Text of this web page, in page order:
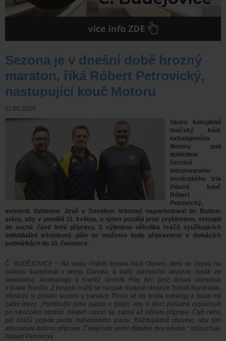
Sezona je v dnešní době hrozný
maraton, říká Róbert Petrovický,
nastupující kouč Motoru
11.05.2026
Skoro kompletní
hráčský kádr
extraligového
Motoru pod
dohledem
čerstvě
instalovaného
trenérského tria
(hlavní kouč
Róbert
Petrovický,
asistenti Valdemar Jiruš s Davidem Vrbatou) napochodoval do Budvar
arény, aby v pondělí 11. května, o týden později proti zvyklostem, vstoupil
do suché části letní přípravy. S výjimkou několika hráčů využívajících
individuální tréninkový plán se mužstvo bude připravovat v domácích
podmínkách do 10. července.
Č. BUDĚJOVICE – Na srazu chyběl forvard Nick Olesen, který se chystá na
světový šampionát v dresu Dánska, a další zahraniční akvizice, rodák ze
švédského Jönköpingu a rovněž útočník Filip Ahl, jenž dosud účinkoval
v Dukle Trenčín. Z nových hráčů se naopak dostavil obránce Tomáš Kundrátek,
přestože si protáhl sezonu v barvách Třince až do finále extraligy a bude mít
zatím úlevy. „Prodloužili jsme pauzu o týden, aby si kluci pořádně odpočinuli
po náročném období. Někteří cizinci se zapojí až během přípravy. Čtyři nebo
pět hráčů pojede podle individálního plánu. Každopádně chceme, aby tým
absolvoval dobrou přípravu. Čekají nás velmi důležité dva měsíce,“zdůrazňuje
Róbert Petrovický.